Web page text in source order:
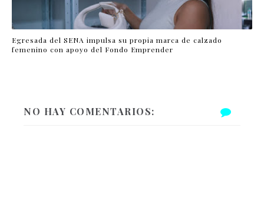
Egresada del SENA impulsa su propia marca de calzado
femenino con apoyo del Fondo Emprender
NO HAY COMENTARIOS: